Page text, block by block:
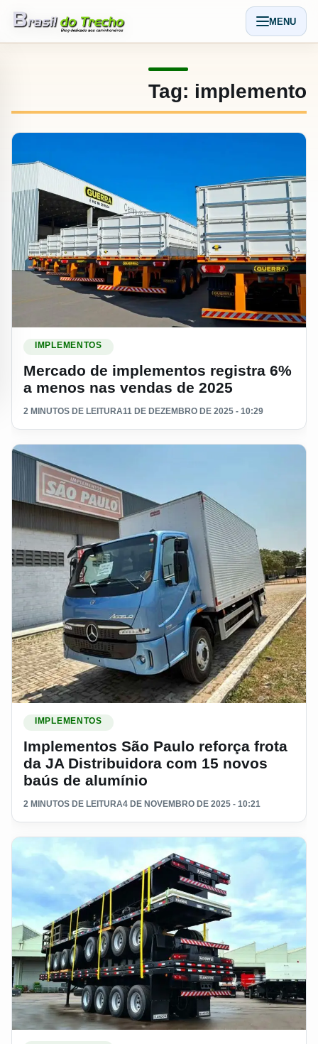
Abrir
MENU
Tag: implemento
IMPLEMENTOS
Mercado de implementos registra 6%
a menos nas vendas de 2025
2 MINUTOS DE LEITURA11 DE DEZEMBRO DE 2025 - 10:29
IMPLEMENTOS
Implementos São Paulo reforça frota
da JA Distribuidora com 15 novos
baús de alumínio
2 MINUTOS DE LEITURA4 DE NOVEMBRO DE 2025 - 10:21